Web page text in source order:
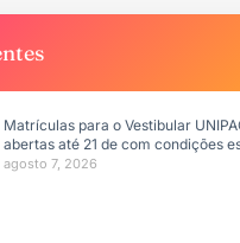
Matrículas para o Vestibular
abertas até 21 de com condições
agosto 7, 2026